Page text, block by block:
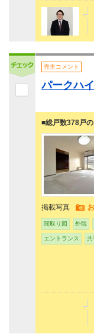
売主コメント
パークハ
■総戸数378戸
掲載写真
間取り図 外観
エントランス 共